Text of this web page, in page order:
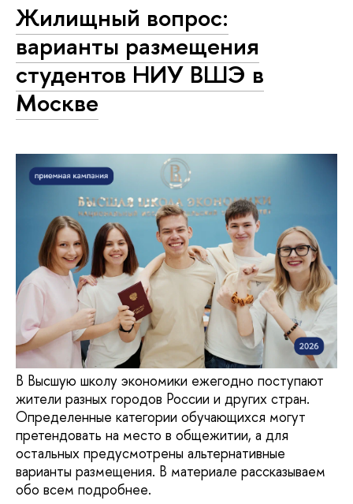
Жилищный вопрос:
варианты размещения
студентов НИУ ВШЭ в
Москве
В Высшую школу экономики ежегодно поступают
жители разных городов России и других стран.
Определенные категории обучающихся могут
претендовать на место в общежитии, а для
остальных предусмотрены альтернативные
варианты размещения. В материале рассказываем
обо всем подробнее.